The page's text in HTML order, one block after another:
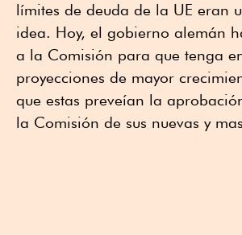
límites de deuda de la UE eran
idea. Hoy, el gobierno alemán
a la Comisión para que tenga
proyecciones de mayor
que estas preveían la
la Comisión de sus nuevas y